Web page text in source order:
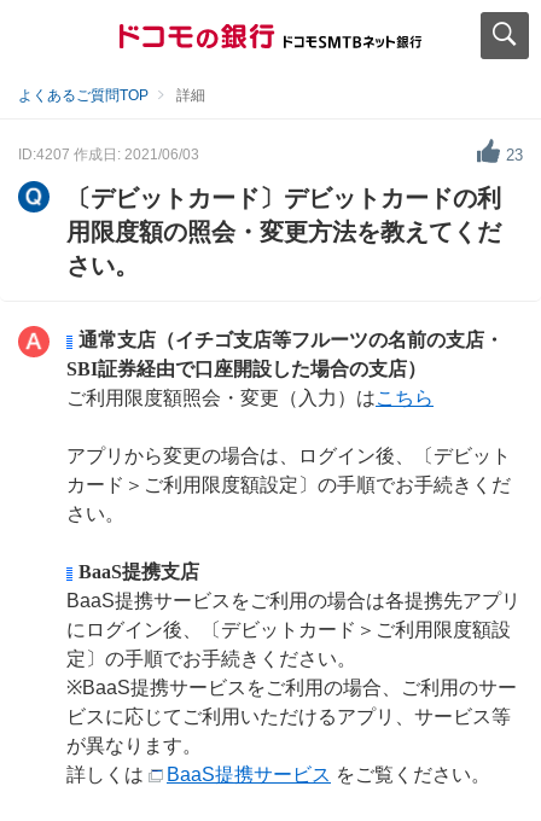
よくあるご質問TOP 詳細
ID:4207 作成日: 2021/06/03 23
〔デビットカード〕デビットカードの利
用限度額の照会・変更方法を教えてくだ
さい。
通常支店（イチゴ支店等フルーツの名前の支店・
SBI証券経由で口座開設した場合の支店）
ご利用限度額照会・変更（入力）はこちら
アプリから変更の場合は、ログイン後、〔デビット
カード＞ご利用限度額設定〕の手順でお手続きくだ
さい。
BaaS提携支店
BaaS提携サービスをご利用の場合は各提携先アプリ
にログイン後、〔デビットカード＞ご利用限度額設
定〕の手順でお手続きください。
※BaaS提携サービスをご利用の場合、ご利用のサー
ビスに応じてご利用いただけるアプリ、サービス等
が異なります。
詳しくは
BaaS提携サービス をご覧ください。